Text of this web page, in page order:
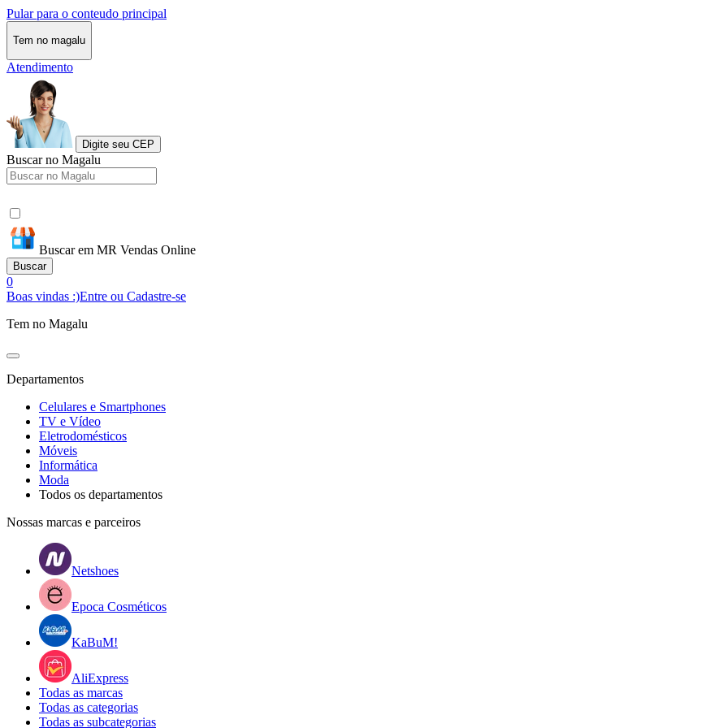
Pular para o conteudo principal
Tem no magalu
Atendimento
Digite seu CEP
Buscar no Magalu
Buscar em MR Vendas Online
Buscar
0
Boas vindas :)Entre ou Cadastre-se
Tem no Magalu
Departamentos
Celulares e Smartphones
TV e Vídeo
Eletrodomésticos
Móveis
Informática
Moda
Todos os departamentos
Nossas marcas e parceiros
Netshoes
Epoca Cosméticos
KaBuM!
AliExpress
Todas as marcas
Todas as categorias
Todas as subcategorias